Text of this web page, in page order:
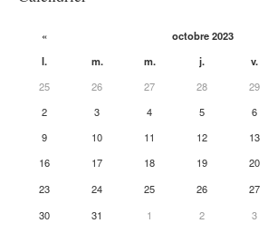
« octobre 2023
l.
m. m. j. v.
25
26 27 28 29
2
3 4 5 6
9
10 11 12 13
16
17 18 19 20
23
24 25 26 27
30
31 1 2 3